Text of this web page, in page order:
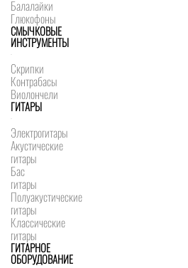
Балалайки
Глюкофоны
СМЫЧКОВЫЕ
ИНСТРУМЕНТЫ
Скрипки
Контрабасы
Виолончели
ГИТАРЫ
Электрогитары
Акустические
гитары
Бас
гитары
Полуакустические
гитары
Классические
гитары
ГИТАРНОЕ
ОБОРУДОВАНИЕ